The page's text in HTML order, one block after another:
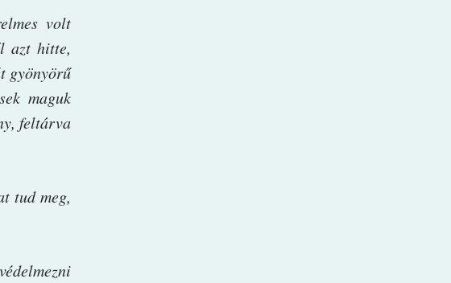
volt
azt hitte,
gyönyörű
maguk
feltárva
tud meg,